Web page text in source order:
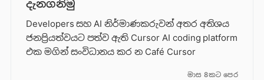
දැනගනිමු
Developers සහ AI නිර්මාණකරුවන් අතර අතිශය
ජනප්‍රියත්වයට පත්ව ඇති Cursor AI coding platform
එක මගින් සංවිධානය කර න Café Cursor
මාස 8කට පෙර